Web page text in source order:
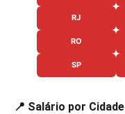
RJ
RO
SP
📍 Salário por Cidade